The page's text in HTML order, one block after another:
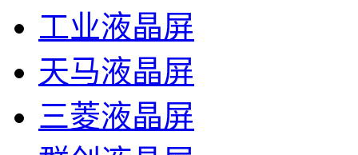
工业液晶屏
天马液晶屏
三菱液晶屏